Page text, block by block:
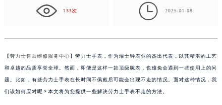
133次  2025-01-08
【劳力士售后维修服务中心】劳力士手表，作为瑞士钟表业的杰出代表，以其精湛的工艺
和卓越的品质享誉全球。然而，即便是这样一款顶级腕表，也难免会遇到一些使用上的问
题。比如，有些劳力士手表在长时间不佩戴后可能会出现不走的情况。面对这种情况，我
们该如何应对呢？本文将为您提供一些解决劳力士手表不走的方法。